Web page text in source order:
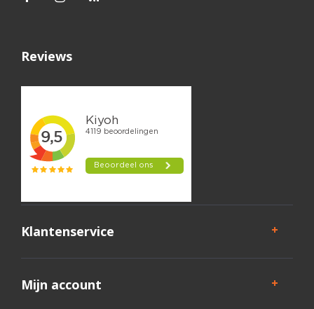
Reviews
Klantenservice
Mijn account